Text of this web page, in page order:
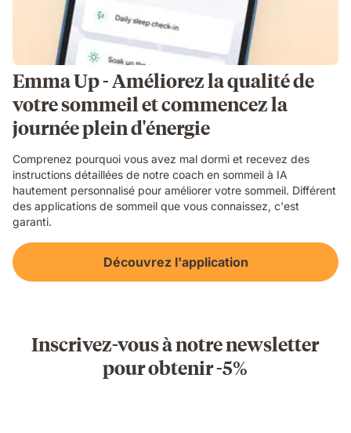
Emma Up - Améliorez la qualité de
votre sommeil et commencez la
journée plein d'énergie
Comprenez pourquoi vous avez mal dormi et recevez des
instructions détaillées de notre coach en sommeil à IA
hautement personnalisé pour améliorer votre sommeil. Différent
des applications de sommeil que vous connaissez, c'est
garanti.
Découvrez l'application
Inscrivez-vous à notre newsletter
pour obtenir -5%